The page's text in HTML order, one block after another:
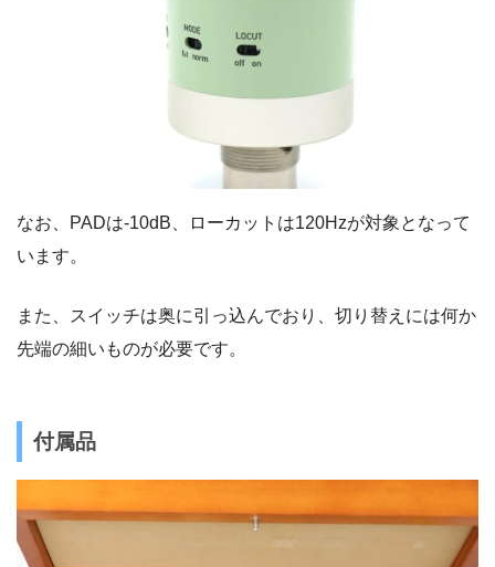
なお、PADは-10dB、ローカットは120Hzが対象となって
います。
また、スイッチは奥に引っ込んでおり、切り替えには何か
先端の細いものが必要です。
付属品